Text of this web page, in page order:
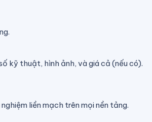
kỹ thuật, hình ảnh, và giá cả (nếu có).
liền mạch trên mọi nền tảng.